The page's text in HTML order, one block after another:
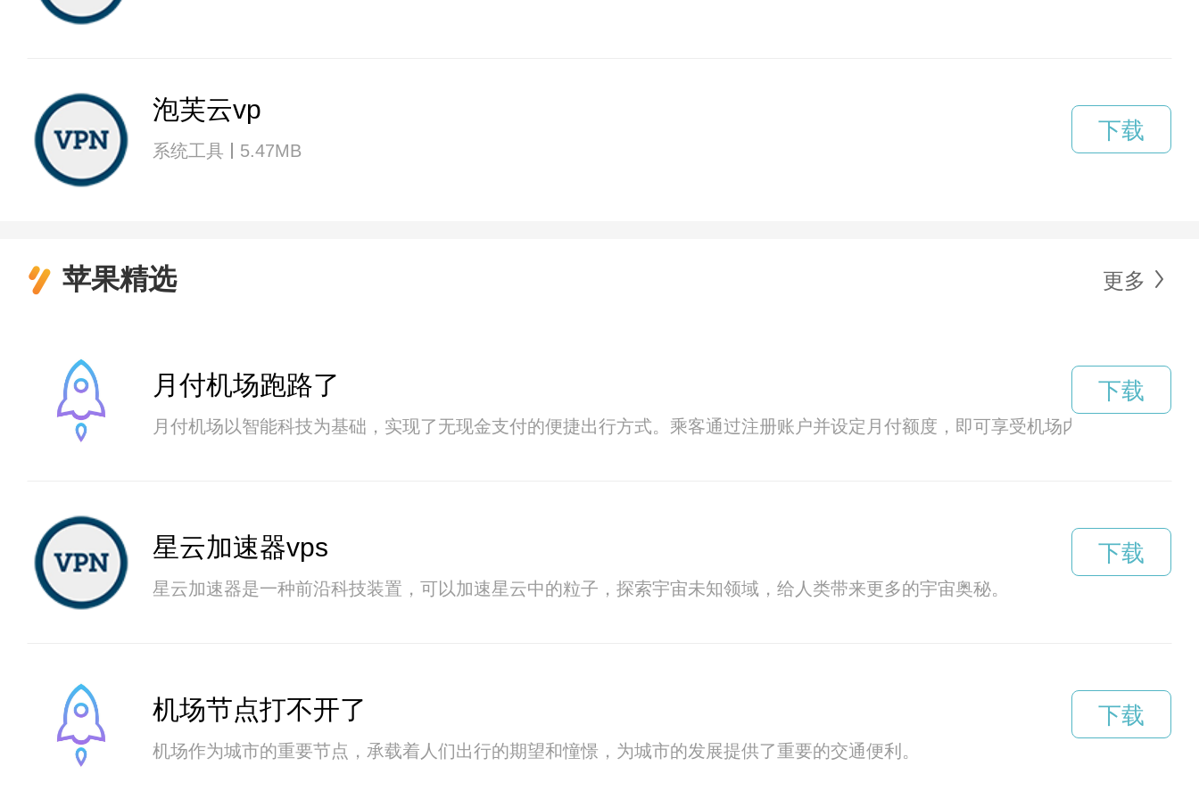
泡芙云vp
系统工具 5.47MB
下载
苹果精选 更多
月付机场跑路了
月付机场以智能科技为基础，实现了无现金支付的便捷出行方式。乘客通过注册账户并设定月付额度，即可享受机场内各项服务，无
下载
星云加速器vps
星云加速器是一种前沿科技装置，可以加速星云中的粒子，探索宇宙未知领域，给人类带来更多的宇宙奥秘。
下载
机场节点打不开了
机场作为城市的重要节点，承载着人们出行的期望和憧憬，为城市的发展提供了重要的交通便利。
下载